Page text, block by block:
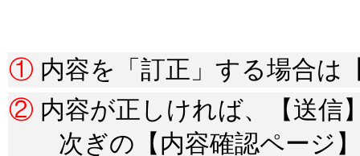
① 内容を「訂正」する場合は
② 内容が正しければ、【送信
次ぎの【内容確認ページ】